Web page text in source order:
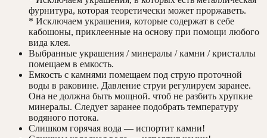
фурнитура, которая теоретически может проржаветь.
* Исключаем украшения, которые содержат в себе
кабошоны, приклеенные на основу при помощи любого
вида клея.
Выбранные украшения / минералы / камни / кристаллы
помещаем в емкость.
Емкость с камнями помещаем под струю проточной
воды в раковине. Давление струи регулируем заранее.
Она не должна быть мощной. чтоб не разбить хрупкие
минералы. Следует заранее подобрать температуру
водяного потока.
Слишком горячая вода — испортит камни!